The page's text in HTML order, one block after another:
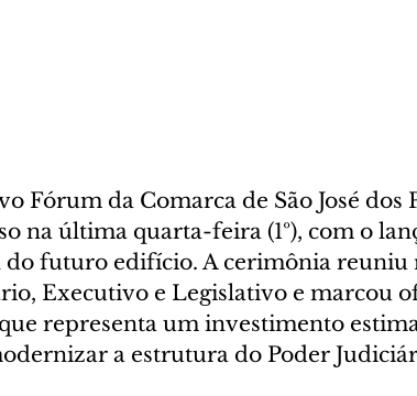
Fórum da Comarca de São José dos
na última quarta-feira (1º), com o
futuro edifício. A cerimônia reuniu
Executivo e Legislativo e marcou
representa um investimento
a estrutura do Poder